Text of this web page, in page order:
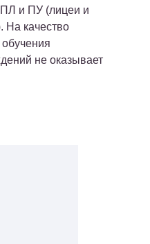
и ПУ (лицеи и
На качество
не оказывает